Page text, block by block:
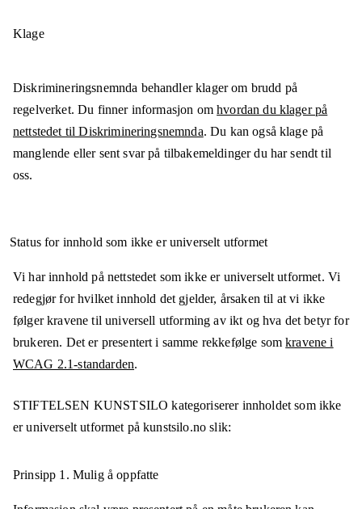
Klage
Diskrimineringsnemnda behandler klager om brudd på
regelverket. Du finner informasjon omhvordan du klager på
nettstedet til Diskrimineringsnemnda. Du kan også klage på
manglende eller sent svar på tilbakemeldinger du har sendt til
oss.
Status for innhold som ikke er universelt utformet
Vi har innhold på nettstedet som ikke er universelt utformet. Vi
redegjør for hvilket innhold det gjelder, årsaken til at vi ikke
følger kravene til universell utforming av ikt og hva det betyr for
brukeren. Det er presentert i samme rekkefølge somkravene i
WCAG 2.1-standarden.
STIFTELSEN KUNSTSILO kategoriserer innholdet som ikke
er universelt utformet påkunstsilo.no slik:
Prinsipp 1. Mulig å oppfatte